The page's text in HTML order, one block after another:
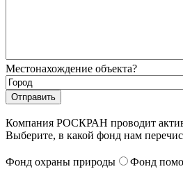
Местонахождение объекта?
Компания РОСКРАН проводит
Выберите, в какой фонд нам
Фонд охраны природы Фонд